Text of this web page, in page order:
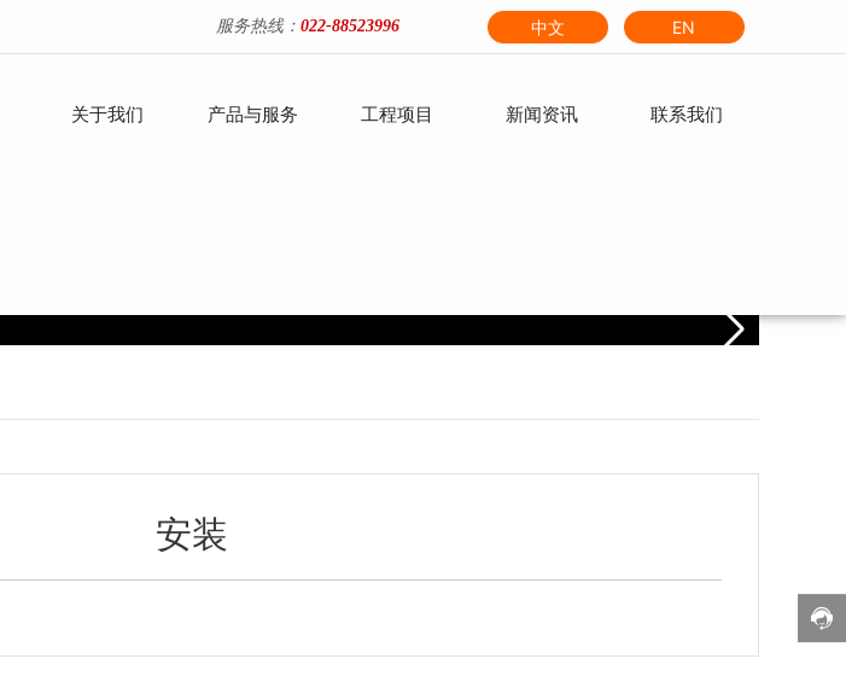
服务热线： 022-88523996 中文 EN
关于我们 产品与服务 工程项目 新闻资讯 联系我们
安装